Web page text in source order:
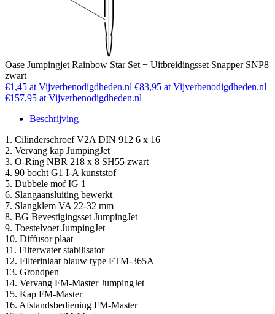
Oase Jumpingjet Rainbow Star Set + Uitbreidingsset Snapper SNP8
zwart
€1,45 at Vijverbenodigdheden.nl €83,95 at Vijverbenodigdheden.nl
€157,95 at Vijverbenodigdheden.nl
Beschrijving
1. Cilinderschroef V2A DIN 912 6 x 16
2. Vervang kap JumpingJet
3. O-Ring NBR 218 x 8 SH55 zwart
4. 90 bocht G1 I-A kunststof
5. Dubbele mof IG 1
6. Slangaansluiting bewerkt
7. Slangklem VA 22-32 mm
8. BG Bevestigingsset JumpingJet
9. Toestelvoet JumpingJet
10. Diffusor plaat
11. Filterwater stabilisator
12. Filterinlaat blauw type FTM-365A
13. Grondpen
14. Vervang FM-Master JumpingJet
15. Kap FM-Master
16. Afstandsbediening FM-Master